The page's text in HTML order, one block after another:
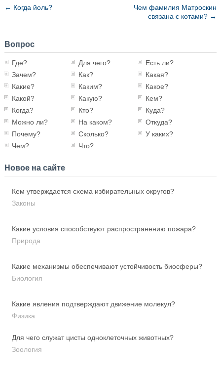
← Когда йоль?
Чем фамилия Матроскин
связана с котами? →
Вопрос
Где? Для чего?
Есть ли?
Зачем?
Как?
Какая?
Какие?
Каким?
Какое?
Какой?
Какую?
Кем?
Когда?
Кто?
Куда?
Можно ли?
На каком?
Откуда?
Почему?
Сколько?
У каких?
Чем?
Что?
Новое на сайте
Кем утверждается схема избирательных округов?
Законы
Какие условия способствуют распространению пожара?
Природа
Какие механизмы обеспечивают устойчивость биосферы?
Биология
Какие явления подтверждают движение молекул?
Физика
Для чего служат цисты одноклеточных животных?
Зоология